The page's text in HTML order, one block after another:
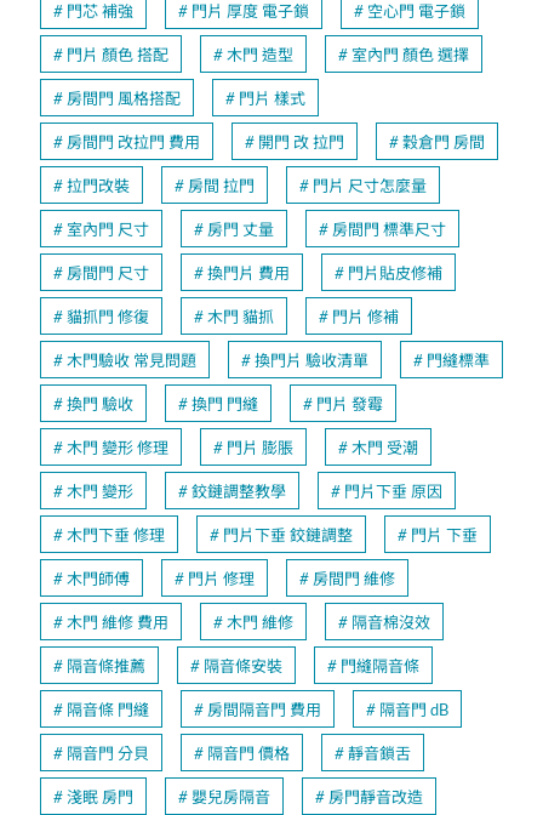
門芯 補強 門片 厚度 電子鎖 空心門 電子鎖
門片 顏色 搭配 木門 造型 室內門 顏色 選擇
房間門 風格搭配 門片 樣式
房間門 改拉門 費用 開門 改 拉門 穀倉門 房間
拉門改裝 房間 拉門 門片 尺寸怎麼量
室內門 尺寸 房門 丈量 房間門 標準尺寸
房間門 尺寸 換門片 費用 門片貼皮修補
貓抓門 修復 木門 貓抓 門片 修補
木門驗收 常見問題 換門片 驗收清單 門縫標準
換門 驗收 換門 門縫 門片 發霉
木門 變形 修理 門片 膨脹 木門 受潮
木門 變形 鉸鏈調整教學 門片下垂 原因
木門下垂 修理 門片下垂 鉸鏈調整 門片 下垂
木門師傅 門片 修理 房間門 維修
木門 維修 費用 木門 維修 隔音棉沒效
隔音條推薦 隔音條安裝 門縫隔音條
隔音條 門縫 房間隔音門 費用 隔音門 dB
隔音門 分貝 隔音門 價格 靜音鎖舌
淺眠 房門 嬰兒房隔音 房門靜音改造